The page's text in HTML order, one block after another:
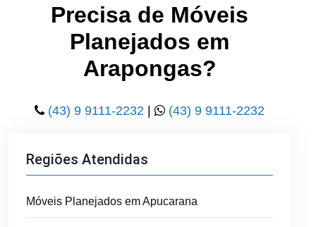
Regiões Atendidas
Móveis Planejados em Apucarana
Precisa de Móveis
Planejados em
Arapongas?
(43) 9 9111-2232 | (43) 9 9111-2232